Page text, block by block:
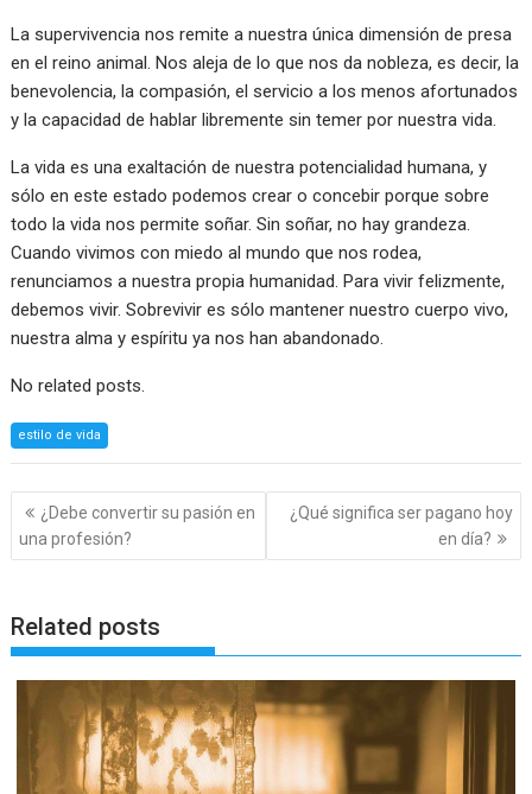
La supervivencia nos remite a nuestra única dimensión de presa
en el reino animal. Nos aleja de lo que nos da nobleza, es decir, la
benevolencia, la compasión, el servicio a los menos afortunados
y la capacidad de hablar libremente sin temer por nuestra vida.
La vida es una exaltación de nuestra potencialidad humana, y
sólo en este estado podemos crear o concebir porque sobre
todo la vida nos permite soñar. Sin soñar, no hay grandeza.
Cuando vivimos con miedo al mundo que nos rodea,
renunciamos a nuestra propia humanidad. Para vivir felizmente,
debemos vivir. Sobrevivir es sólo mantener nuestro cuerpo vivo,
nuestra alma y espíritu ya nos han abandonado.
No related posts.
estilo de vida
Navegación
de
entradas
¿Debe convertir su pasión en
una profesión?
¿Qué significa ser pagano hoy
en día?
Related posts